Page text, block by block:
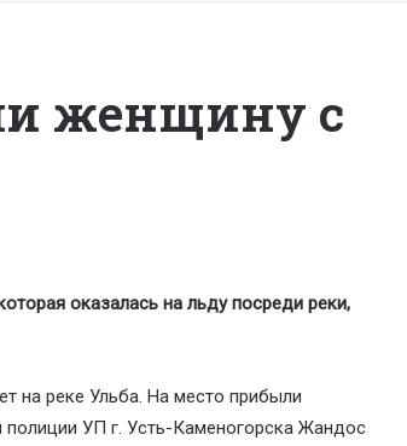
женщину с
оказалась на льду посреди реки,
на реке Ульба. На место прибыли
полиции УП г. Усть-Каменогорска Жандос